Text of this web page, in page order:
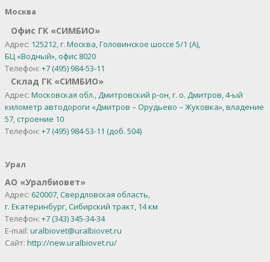
Москва
Офис ГК «СИМБИО»
Адрес: 125212, г. Москва, Головинское шоссе 5/1 (А),
БЦ «Водный», офис 8020
Телефон: +7 (495) 984-53-11
Склад ГК «СИМБИО»
Адрес: Московская обл., Дмитровский р-он, г. о. Дмитров, 4-ый
километр автодороги «Дмитров – Орудьево – Жуковка», владение
57, строение 10
Телефон: +7 (495) 984-53-11 (доб. 504)
Урал
АО «Уралбиовет»
Адрес: 620007, Свердловская область,
г. Екатеринбург,Сибирский тракт, 14 км
Телефон: +7 (343) 345-34-34
E-mail: uralbiovet@uralbiovet.ru
Сайт: http://new.uralbiovet.ru/